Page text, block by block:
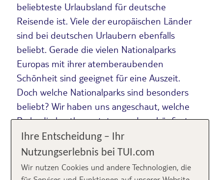
beliebteste Urlaubsland für deutsche
Reisende ist. Viele der europäischen Länder
sind bei deutschen Urlaubern ebenfalls
beliebt. Gerade die vielen Nationalparks
Europas mit ihrer atemberaubenden
Schönheit sind geeignet für eine Auszeit.
Doch welche Nationalparks sind besonders
beliebt? Wir haben uns angeschaut, welche
Parks die bestbewerteten und am häufigsten
auf Instagram geteilten Nationalparks in
Europa sind.
Ihre Entscheidung – Ihr
Nutzungserlebnis bei TUI.com
Wir nutzen Cookies und andere Technologien, die